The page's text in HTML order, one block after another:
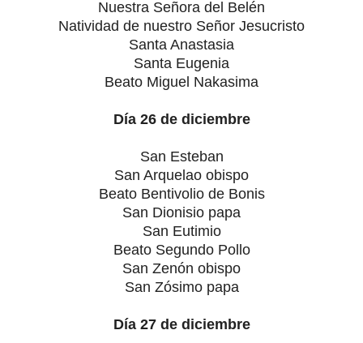
Nuestra Señora del Belén
Natividad de nuestro Señor Jesucristo
Santa Anastasia
Santa Eugenia
Beato Miguel Nakasima
Día 26 de diciembre
San Esteban
San Arquelao obispo
Beato Bentivolio de Bonis
San Dionisio papa
San Eutimio
Beato Segundo Pollo
San Zenón obispo
San Zósimo papa
Día 27 de diciembre